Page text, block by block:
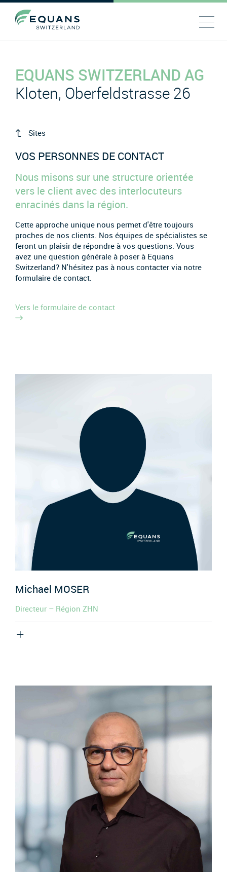
EQUANS SWITZERLAND AG
Kloten, Oberfeldstrasse 26
Sites
VOS PERSONNES DE CONTACT
Nous misons sur une structure orientée
vers le client avec des interlocuteurs
enracinés dans la région.
Cette approche unique nous permet d'être toujours
proches de nos clients. Nos équipes de spécialistes se
feront un plaisir de répondre à vos questions. Vous
avez une question générale à poser à Equans
Switzerland? N'hésitez pas à nous contacter via notre
formulaire de contact.
Vers le formulaire de contact
Michael MOSER
Directeur – Région ZHN